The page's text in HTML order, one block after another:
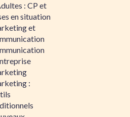
: CP et
en situation
et
: